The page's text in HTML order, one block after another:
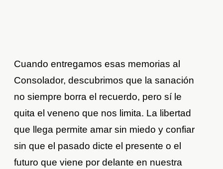
Cuando entregamos esas memorias al
Consolador, descubrimos que la sanación
no siempre borra el recuerdo, pero sí le
quita el veneno que nos limita. La libertad
que llega permite amar sin miedo y confiar
sin que el pasado dicte el presente o el
futuro que viene por delante en nuestra